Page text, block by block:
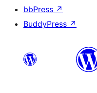
bbPress ↗
BuddyPress ↗